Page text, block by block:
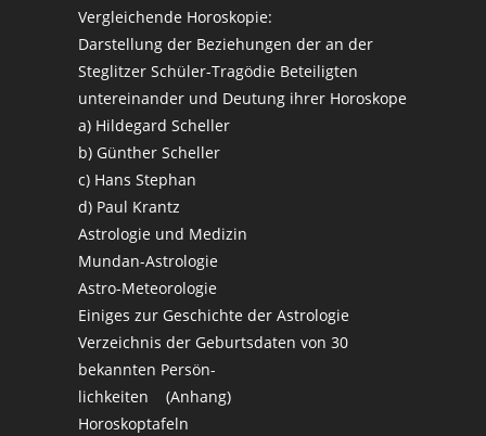
Vergleichende Horoskopie:
Darstellung der Beziehungen der an der
Steglitzer Schüler-Tragödie Beteiligten
untereinander und Deutung ihrer Horoskope
a) Hildegard Scheller
b) Günther Scheller
c) Hans Stephan
d) Paul Krantz
Astrologie und Medizin
Mundan-Astrologie
Astro-Meteorologie
Einiges zur Geschichte der Astrologie
Verzeichnis der Geburtsdaten von 30
bekannten Persön-
lichkeiten (Anhang)
Horoskoptafeln